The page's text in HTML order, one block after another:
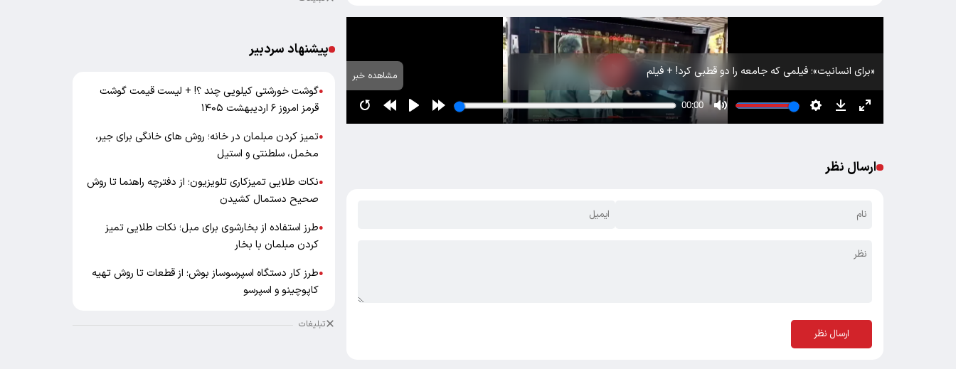
«برای انسانیت»؛ فیلمی که جامعه را دو قطبی کرد! + فیلم مشاهده خبر
ارسال نظر
ارسال نظر
پیشنهاد سردبیر
●گوشت خورشتی کیلویی چند ؟! + لیست قیمت گوشت
قرمز امروز ۶ اردیبهشت ۱۴۰۵
●تمیز کردن مبلمان در خانه؛ روش های خانگی برای جیر،
مخمل، سلطنتی و استیل
●نکات طلایی تمیزکاری تلویزیون؛ از دفترچه راهنما تا روش
صحیح دستمال کشیدن
●طرز استفاده از بخارشوی برای مبل؛ نکات طلایی تمیز
کردن مبلمان با بخار
●طرز کار دستگاه اسپرسوساز بوش؛ از قطعات تا روش تهیه
کاپوچینو و اسپرسو
تبلیغات